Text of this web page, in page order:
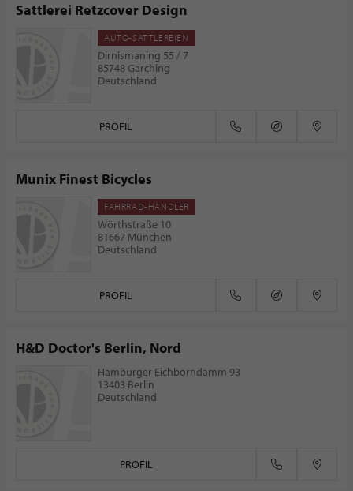
Sattlerei Retzcover Design
AUTO-SATTLEREIEN
Dirnismaning 55 / 7
85748 Garching
Deutschland
PROFIL
Munix Finest Bicycles
FAHRRAD-HÄNDLER
Wörthstraße 10
81667 München
Deutschland
PROFIL
H&D Doctor's Berlin, Nord
Hamburger Eichborndamm 93
13403 Berlin
Deutschland
PROFIL